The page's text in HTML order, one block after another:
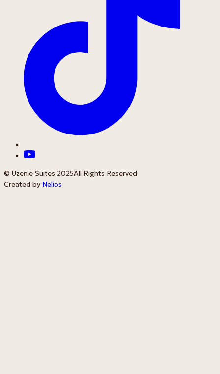
© Uzenie Suites 2025All Rights Reserved
Created by Nelios